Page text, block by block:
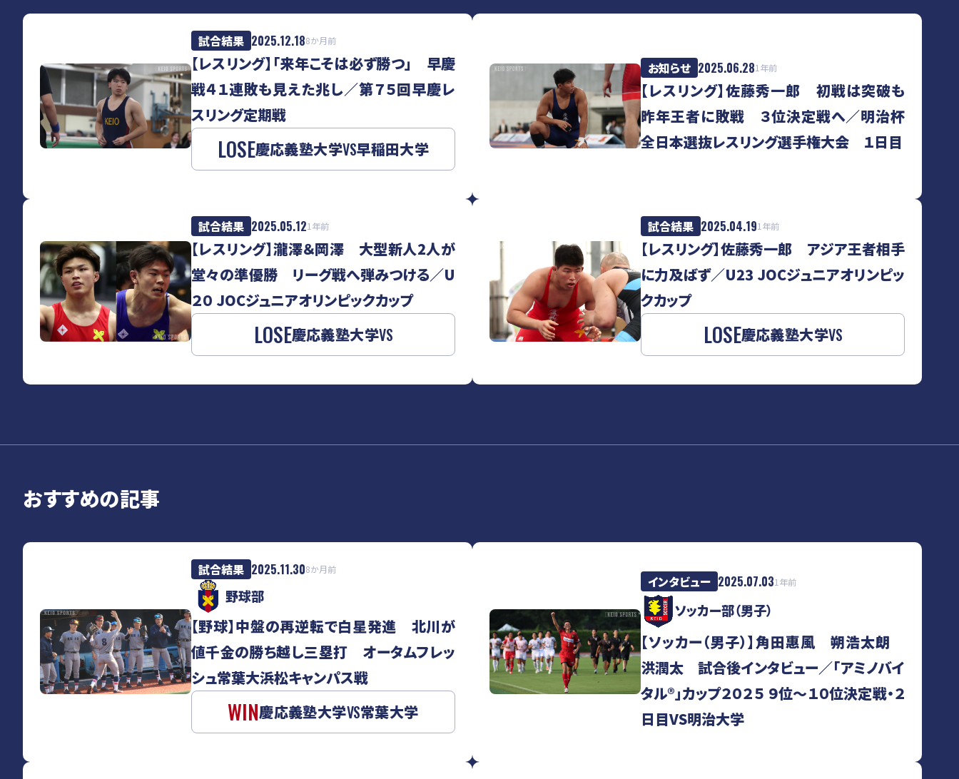
試合結果 2025.12.188か月前
【レスリング】「来年こそは必ず勝つ」 早慶
戦４１連敗も見えた兆し／第７５回早慶レ
スリング定期戦
LOSE慶応義塾大学VS早稲田大学
お知らせ 2025.06.281年前
【レスリング】佐藤秀一郎 初戦は突破も
昨年王者に敗戦 ３位決定戦へ／明治杯
全日本選抜レスリング選手権大会 １日目
試合結果 2025.05.121年前
【レスリング】瀧澤＆岡澤 大型新人2人が
堂々の準優勝 リーグ戦へ弾みつける／U
２０ JOCジュニアオリンピックカップ
LOSE慶応義塾大学VS
試合結果 2025.04.191年前
【レスリング】佐藤秀一郎 アジア王者相手
に力及ばず／U23 JOCジュニアオリンピッ
クカップ
LOSE慶応義塾大学VS
おすすめの記事
試合結果 2025.11.308か月前
野球部
【野球】中盤の再逆転で白星発進 北川が
値千金の勝ち越し三塁打 オータムフレッ
シュ常葉大浜松キャンパス戦
WIN慶応義塾大学VS常葉大学
インタビュー 2025.07.031年前
ソッカー部（男子）
【ソッカー（男子）】角田惠風 朔浩太朗
洪潤太 試合後インタビュー／「アミノバイ
タル®」カップ２０２５ ９位～１０位決定戦・２
日目VS明治大学